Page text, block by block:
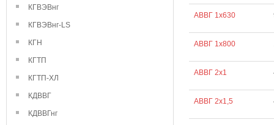
КГВЭВнг
КГВЭВнг-LS
КГН
КГТП
КГТП-ХЛ
КДВВГ
КДВВГнг
АВВГ 1х630
АВВГ 1х800
АВВГ 2х1
АВВГ 2х1,5